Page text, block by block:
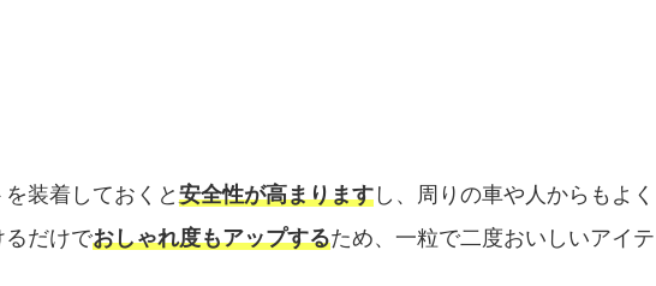
装着しておくと安全性が高まります し、周りの車や人からもよく
るだけでおしゃれ度もアップするため、一粒で二度おいしいアイテ